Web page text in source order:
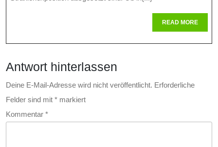
READ MOREREAD
MORE
Antwort hinterlassen
Deine E-Mail-Adresse wird nicht veröffentlicht. Erforderliche
Felder sind mit * markiert
Kommentar *